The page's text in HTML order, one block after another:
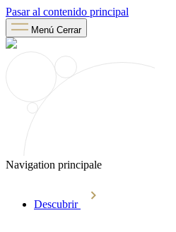
Pasar al contenido principal
Menú Cerrar
Navigation principale
Descubrir